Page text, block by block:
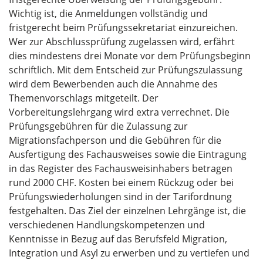
Wichtig ist, die Anmeldungen vollständig und
fristgerecht beim Prüfungssekretariat einzureichen.
Wer zur Abschlussprüfung zugelassen wird, erfährt
dies mindestens drei Monate vor dem Prüfungsbeginn
schriftlich. Mit dem Entscheid zur Prüfungszulassung
wird dem Bewerbenden auch die Annahme des
Themenvorschlags mitgeteilt. Der
Vorbereitungslehrgang wird extra verrechnet. Die
Prüfungsgebühren für die Zulassung zur
Migrationsfachperson und die Gebühren für die
Ausfertigung des Fachausweises sowie die Eintragung
in das Register des Fachausweisinhabers betragen
rund 2000 CHF. Kosten bei einem Rückzug oder bei
Prüfungswiederholungen sind in der Tarifordnung
festgehalten. Das Ziel der einzelnen Lehrgänge ist, die
verschiedenen Handlungskompetenzen und
Kenntnisse in Bezug auf das Berufsfeld Migration,
Integration und Asyl zu erwerben und zu vertiefen und